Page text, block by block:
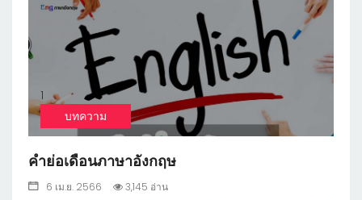
1
บทความ
คำย่อเดือนภาษาอังกฤษ
6 เม.ย. 2566 3,145 อ่าน